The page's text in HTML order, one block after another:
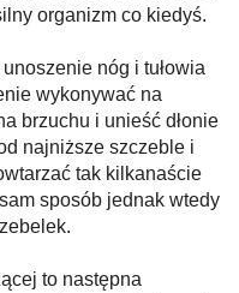
organizm co kiedyś.
nóg i tułowia
wykonywać na
brzuchu i unieść dłonie
najniższe szczeble i
tak kilkanaście
sposób jednak wtedy
to następna